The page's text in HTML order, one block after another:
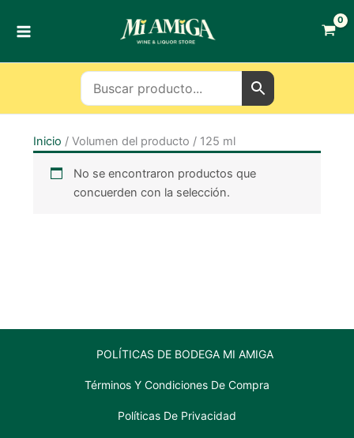
Inicio / Volumen del producto / 125 ml
No se encontraron productos que
concuerden con la selección.
POLÍTICAS DE BODEGA MI AMIGA
Términos Y Condiciones De Compra
Políticas De Privacidad